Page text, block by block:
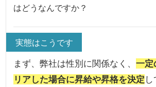
はどうなんですか？
実態はこうです
まず、弊社は性別に関係なく、一定
リアした場合に昇給や昇格を決定